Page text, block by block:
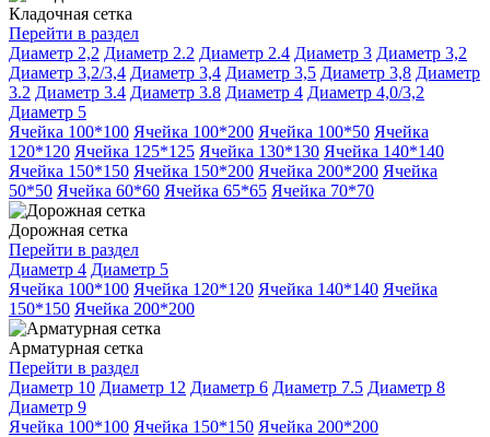
Кладочная сетка
Перейти в раздел
Диаметр 2,2 Диаметр 2.2 Диаметр 2.4 Диаметр 3 Диаметр 3,2
Диаметр 3,2/3,4 Диаметр 3,4 Диаметр 3,5 Диаметр 3,8 Диаметр
3.2 Диаметр 3.4 Диаметр 3.8 Диаметр 4 Диаметр 4,0/3,2
Диаметр 5
Ячейка 100*100 Ячейка 100*200 Ячейка 100*50 Ячейка
120*120 Ячейка 125*125 Ячейка 130*130 Ячейка 140*140
Ячейка 150*150 Ячейка 150*200 Ячейка 200*200 Ячейка
50*50 Ячейка 60*60 Ячейка 65*65 Ячейка 70*70
Дорожная сетка
Перейти в раздел
Диаметр 4 Диаметр 5
Ячейка 100*100 Ячейка 120*120 Ячейка 140*140 Ячейка
150*150 Ячейка 200*200
Арматурная сетка
Перейти в раздел
Диаметр 10 Диаметр 12 Диаметр 6 Диаметр 7.5 Диаметр 8
Диаметр 9
Ячейка 100*100 Ячейка 150*150 Ячейка 200*200